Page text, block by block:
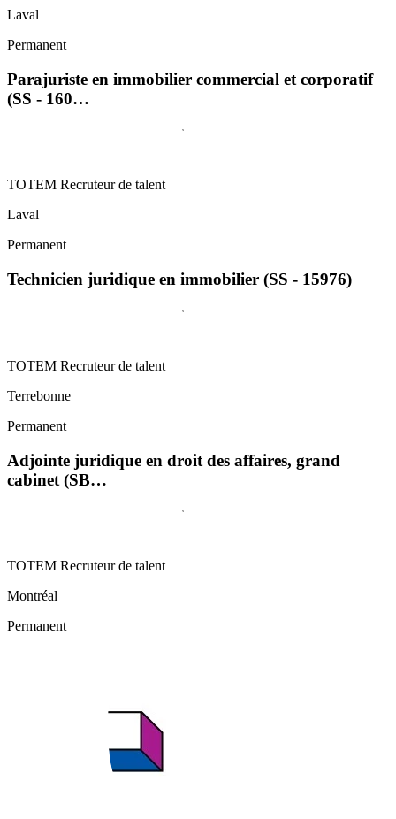
Laval
Permanent
Parajuriste en immobilier commercial et corporatif
(SS - 160…
TOTEM Recruteur de talent
Laval
Permanent
Technicien juridique en immobilier (SS - 15976)
TOTEM Recruteur de talent
Terrebonne
Permanent
Adjointe juridique en droit des affaires, grand
cabinet (SB…
TOTEM Recruteur de talent
Montréal
Permanent